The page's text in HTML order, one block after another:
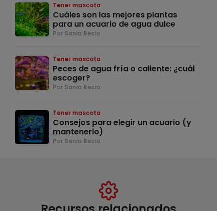
Tener mascota
Cuáles son las mejores plantas
para un acuario de agua dulce
Por Sonia Recio
Tener mascota
Peces de agua fría o caliente: ¿cuál
escoger?
Por Sonia Recio
Tener mascota
Consejos para elegir un acuario (y
mantenerlo)
Por Sonia Recio